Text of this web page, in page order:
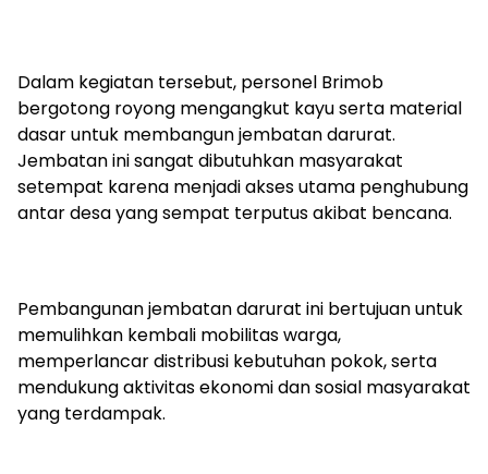
Dalam kegiatan tersebut, personel Brimob
bergotong royong mengangkut kayu serta material
dasar untuk membangun jembatan darurat.
Jembatan ini sangat dibutuhkan masyarakat
setempat karena menjadi akses utama penghubung
antar desa yang sempat terputus akibat bencana.
Pembangunan jembatan darurat ini bertujuan untuk
memulihkan kembali mobilitas warga,
memperlancar distribusi kebutuhan pokok, serta
mendukung aktivitas ekonomi dan sosial masyarakat
yang terdampak.